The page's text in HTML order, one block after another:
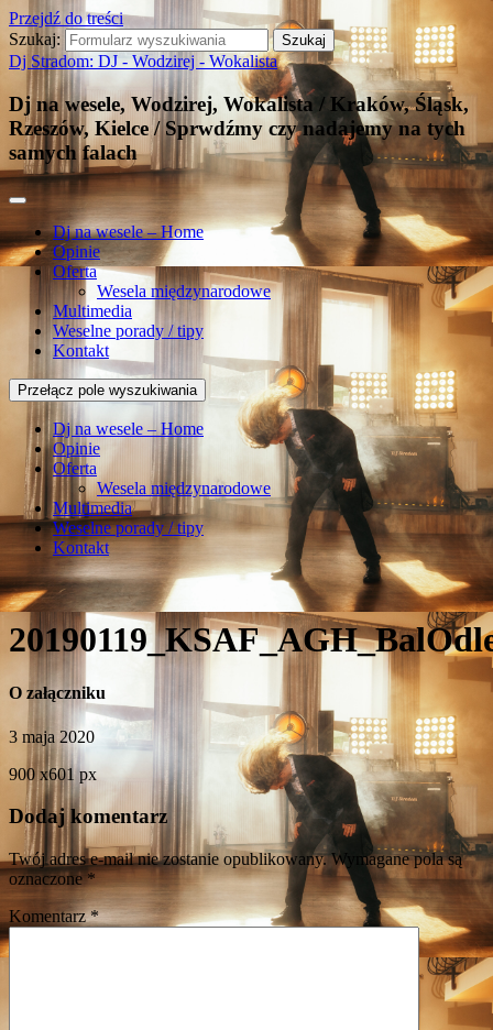
Przejdź do treści
Szukaj:
Dj Stradom: DJ - Wodzirej - Wokalista
Dj na wesele, Wodzirej, Wokalista / Kraków, Śląsk,
Rzeszów, Kielce / Sprwdźmy czy nadajemy na tych
samych falach
Dj na wesele – Home
Opinie
Oferta
Wesela międzynarodowe
Multimedia
Weselne porady / tipy
Kontakt
Przełącz pole wyszukiwania
Dj na wesele – Home
Opinie
Oferta
Wesela międzynarodowe
Multimedia
Weselne porady / tipy
Kontakt
O załączniku
3 maja 2020
900 x601 px
Dodaj komentarz
Twój adres e-mail nie zostanie opublikowany. Wymagane pola są
oznaczone*
Komentarz*